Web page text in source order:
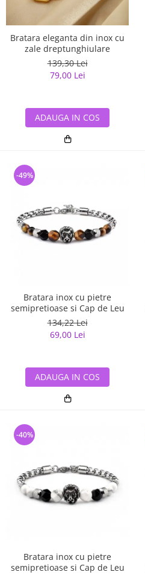
Bratara eleganta din inox cu
zale dreptunghiulare
139,30 Lei
79,00 Lei
ADAUGA IN COS
Bratara inox cu pietre
semipretioase si Cap de Leu
134,22 Lei
69,00 Lei
-49%
ADAUGA IN COS
Bratara inox cu pietre
semipretioase si Cap de Leu
-40%